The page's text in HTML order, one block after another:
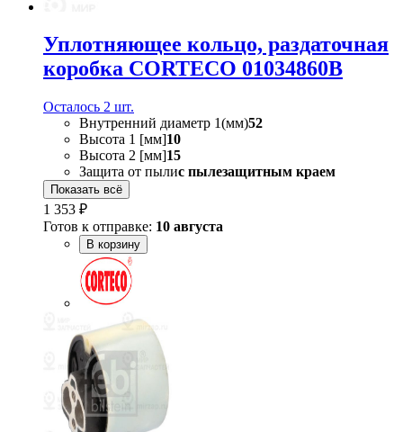
Уплотняющее кольцо, раздаточная
коробка CORTECO 01034860B
Осталось 2 шт.
Внутренний диаметр 1(мм)52
Высота 1 [мм]10
Высота 2 [мм]15
Защита от пылис пылезащитным краем
Показать всё
1 353 ₽
Готов к отправке: 10 августа
В корзину